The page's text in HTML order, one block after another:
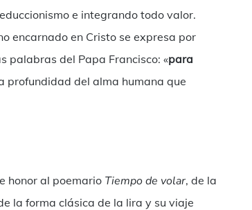
e integrando todo valor.
encarnado en Cristo se expresa por
palabras del Papa Francisco: «para
profundidad del alma humana que
honor al poemario Tiempo de volar, de la
la forma clásica de la lira y su viaje